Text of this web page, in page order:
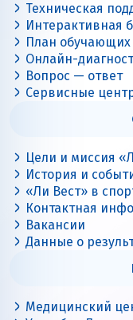
Техническая
Интерактивная
План обучающих
Онлайн-
Вопрос — ответ
Сервисные
Цели и миссия
История и
«Ли Вест» в
Контактная
Вакансии
Данные о
Медицинский